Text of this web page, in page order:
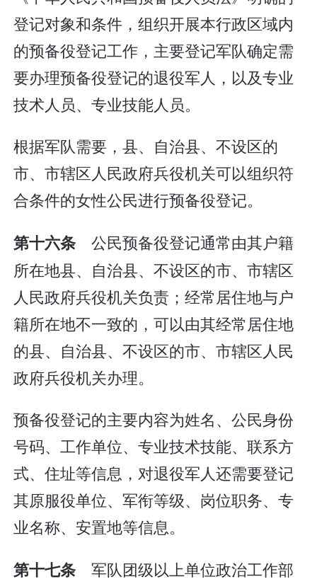
登记对象和条件，组织开展本行政区域内
的预备役登记工作，主要登记军队确定需
要办理预备役登记的退役军人，以及专业
技术人员、专业技能人员。
根据军队需要，县、自治县、不设区的
市、市辖区人民政府兵役机关可以组织符
合条件的女性公民进行预备役登记。
第十六条公民预备役登记通常由其户籍
所在地县、自治县、不设区的市、市辖区
人民政府兵役机关负责；经常居住地与户
籍所在地不一致的，可以由其经常居住地
的县、自治县、不设区的市、市辖区人民
政府兵役机关办理。
预备役登记的主要内容为姓名、公民身份
号码、工作单位、专业技术技能、联系方
式、住址等信息，对退役军人还需要登记
其原服役单位、军衔等级、岗位职务、专
业名称、安置地等信息。
第十七条军队团级以上单位政治工作部